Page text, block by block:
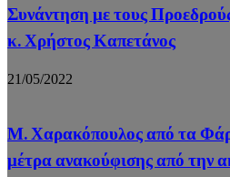
Συνάντηση με τους
κ. Χρήστος Καπετάνος
21/05/2022
Μ. Χαρακόπουλος από τα
μέτρα ανακούφισης από την